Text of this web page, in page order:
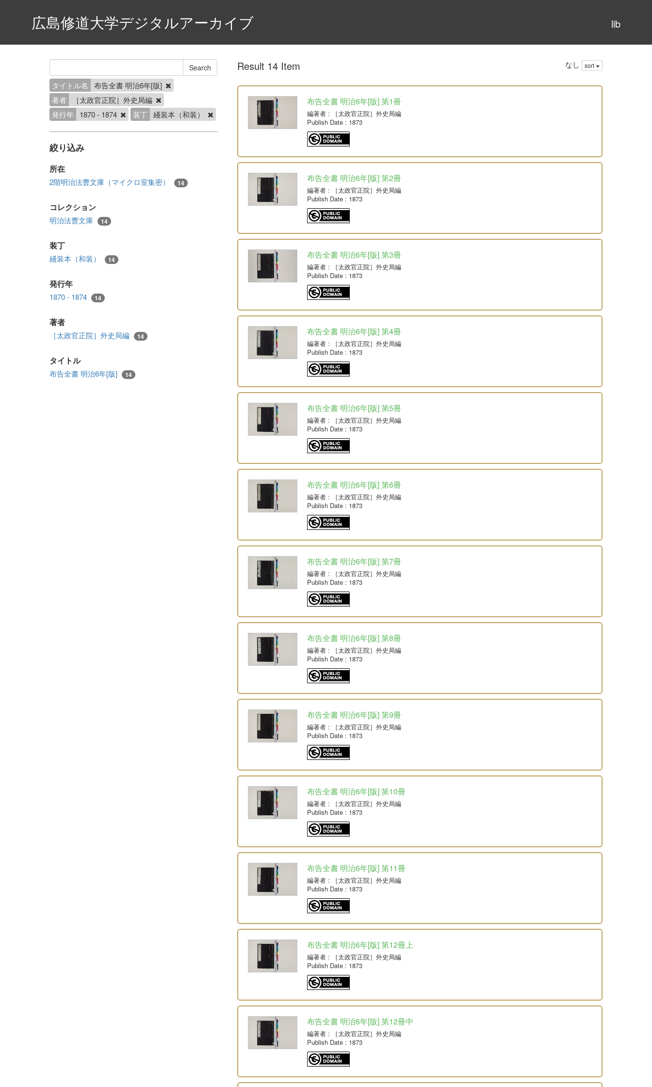
lib
広島修道大学デジタルアーカイブ
タイトル名
布告全書 明治6年[版]
著者
［太政官正院］外史局編
発行年
1870 - 1874 装丁 綫装本（和装）
絞り込み
所在
2階明治法曹文庫（マイクロ室集密） 14
コレクション
明治法曹文庫 14
装丁
綫装本（和装） 14
発行年
1870 - 1874 14
著者
［太政官正院］外史局編 14
タイトル
布告全書 明治6年[版] 14
Result 14 Item なし sort
布告全書 明治6年[版] 第1冊
編著者: ［太政官正院］外史局編
Publish Date: 1873
布告全書 明治6年[版] 第2冊
編著者: ［太政官正院］外史局編
Publish Date: 1873
布告全書 明治6年[版] 第3冊
編著者: ［太政官正院］外史局編
Publish Date: 1873
布告全書 明治6年[版] 第4冊
編著者: ［太政官正院］外史局編
Publish Date: 1873
布告全書 明治6年[版] 第5冊
編著者: ［太政官正院］外史局編
Publish Date: 1873
布告全書 明治6年[版] 第6冊
編著者: ［太政官正院］外史局編
Publish Date: 1873
布告全書 明治6年[版] 第7冊
編著者: ［太政官正院］外史局編
Publish Date: 1873
布告全書 明治6年[版] 第8冊
編著者: ［太政官正院］外史局編
Publish Date: 1873
布告全書 明治6年[版] 第9冊
編著者: ［太政官正院］外史局編
Publish Date: 1873
布告全書 明治6年[版] 第10冊
編著者: ［太政官正院］外史局編
Publish Date: 1873
布告全書 明治6年[版] 第11冊
編著者: ［太政官正院］外史局編
Publish Date: 1873
布告全書 明治6年[版] 第12冊上
編著者: ［太政官正院］外史局編
Publish Date: 1873
布告全書 明治6年[版] 第12冊中
編著者: ［太政官正院］外史局編
Publish Date: 1873